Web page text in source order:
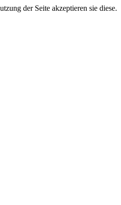
der Seite akzeptieren sie diese.